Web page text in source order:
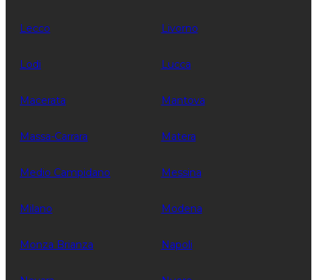
Lecco Livorno
Lodi Lucca
Macerata Mantova
Massa-Carrara Matera
Medio Campidano Messina
Milano Modena
Monza Brianza Napoli